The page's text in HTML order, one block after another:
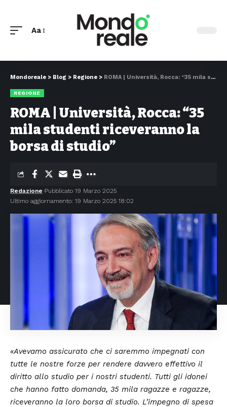
Aa
Mondoreale > Blog > Regione > ROMA | Università, Rocca: “35 mila studenti riceveranno la borsa di studio”
REGIONE
ROMA | Università, Rocca: “35
mila studenti riceveranno la
borsa di studio”
Ultimo aggiornamento: 19 Marzo 2025 18:02
Redazione Pubblicato 19 Marzo 2025
«Avevamo assicurato che ci saremmo impegnati con
tutte le nostre forze per rendere davvero effettivo il
diritto allo studio per i nostri studenti. Tutti gli idonei
che hanno fatto domanda, 35 mila ragazze e ragazze,
riceveranno la loro borsa di studio. L’impegno di spesa